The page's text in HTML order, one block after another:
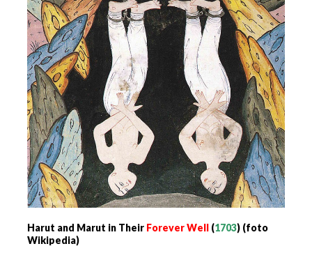
Harut and Marut in Their Forever Well (1703) (foto
Wikipedia)